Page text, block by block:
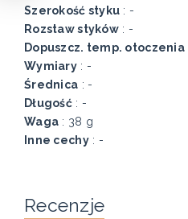
Szerokość styku : -
Rozstaw styków: -
Dopuszcz. temp. otoczenia
Wymiary: -
Średnica : -
Długość: -
Waga : 38 g
Inne cechy: -
Recenzje